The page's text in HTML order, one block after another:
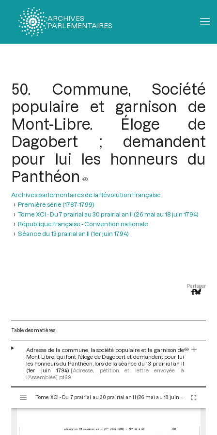
ARCHIVES
PARLEMENTAIRES
50. Commune, Société
populaire et garnison de
Mont-Libre. Éloge de
Dagobert ; demandent
pour lui les honneurs du
Panthéon
Archives parlementaires de la Révolution Française
Première série (1787-1799)
Tome XCI - Du 7 prairial au 30 prairial an II (26 mai au 18 juin 1794)
République française - Convention nationale
Séance du 13 prairial an II (1er juin 1794)
Partager
Table des matières
Adresse de la commune, la société populaire et la garnison de
Mont-Libre, qui font l'éloge de Dagobert et demandent pour lui
les honneurs du Panthéon, lors de la séance du 13 prairial an II
(1er juin 1794) [Adresse, pétition et lettre envoyée à
l’Assemblée] p.199
s